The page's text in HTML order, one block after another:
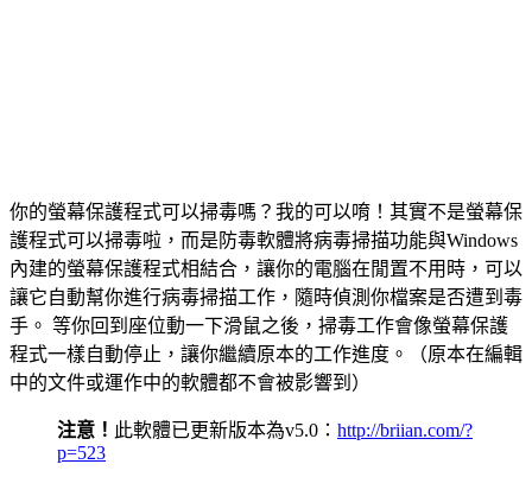
你的螢幕保護程式可以掃毒嗎？我的可以唷！其實不是螢幕保
護程式可以掃毒啦，而是防毒軟體將病毒掃描功能與Windows
內建的螢幕保護程式相結合，讓你的電腦在閒置不用時，可以
讓它自動幫你進行病毒掃描工作，隨時偵測你檔案是否遭到毒
手。 等你回到座位動一下滑鼠之後，掃毒工作會像螢幕保護
程式一樣自動停止，讓你繼續原本的工作進度。（原本在編輯
中的文件或運作中的軟體都不會被影響到）
注意！ 此軟體已更新版本為v5.0： http://briian.com/?
p=523